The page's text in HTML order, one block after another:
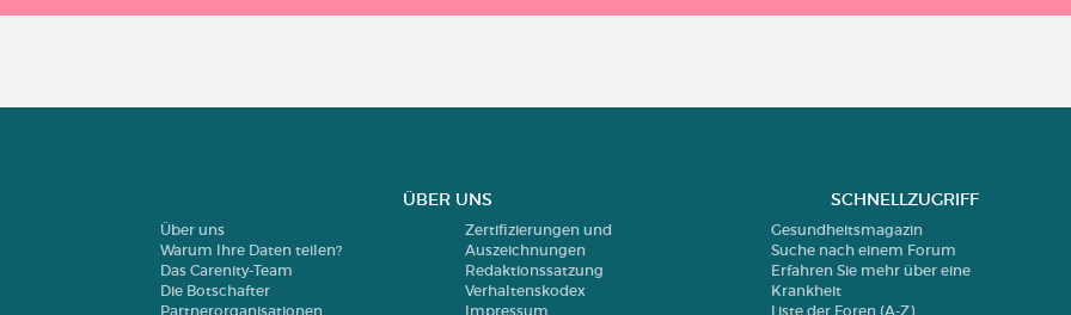
ÜBER UNS
Über uns
Warum Ihre Daten teilen?
Das Carenity-Team
Die Botschafter
Partnerorganisationen
Zertifizierungen und
Auszeichnungen
Redaktionssatzung
Verhaltenskodex
Impressum
SCHNELLZUGRIFF
Gesundheitsmagazin
Suche nach einem Forum
Erfahren Sie mehr über eine
Krankheit
Liste der Foren (A-Z)